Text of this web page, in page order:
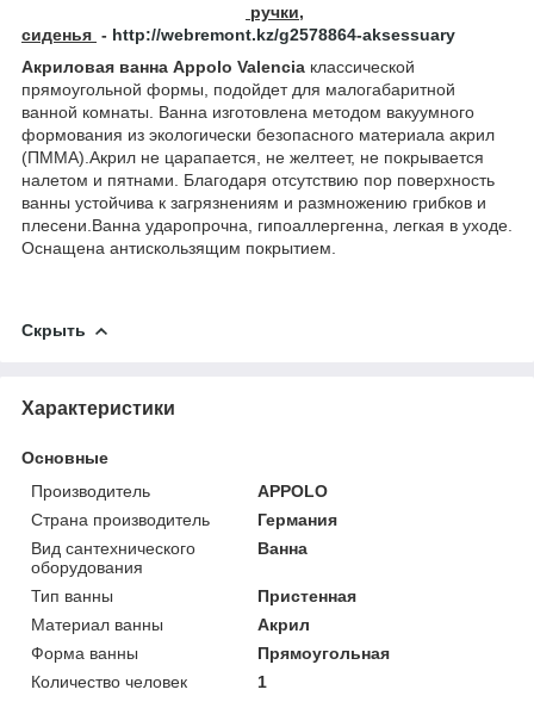
ручки,
сиденья - http://webremont.kz/g2578864-aksessuary
Акриловая ванна Appolo Valencia классической
прямоугольной формы, подойдет для малогабаритной
ванной комнаты. Ванна изготовлена методом вакуумного
формования из экологически безопасного материала акрил
(ПММА).Акрил не царапается, не желтеет, не покрывается
налетом и пятнами. Благодаря отсутствию пор поверхность
ванны устойчива к загрязнениям и размножению грибков и
плесени.Ванна ударопрочна, гипоаллергенна, легкая в уходе.
Оснащена антискользящим покрытием.
Скрыть
Характеристики
Основные
Производитель
APPOLO
Страна производитель
Германия
Вид сантехнического
оборудования
Ванна
Тип ванны
Пристенная
Материал ванны
Акрил
Форма ванны
Прямоугольная
Количество человек
1